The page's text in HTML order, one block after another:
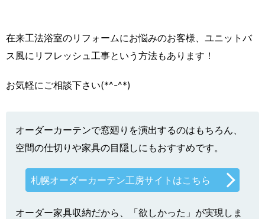
在来工法浴室のリフォームにお悩みのお客様、ユニットバ
ス風にリフレッシュ工事という方法もあります！
お気軽にご相談下さい(*^-^*)
オーダーカーテンで窓廻りを演出するのはもちろん、
空間の仕切りや家具の目隠しにもおすすめです。
札幌オーダーカーテン工房サイトはこちら
オーダー家具収納だから、「欲しかった」が実現しま